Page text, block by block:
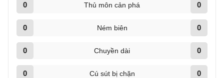
0 Thủ môn cản phá 0
0 Ném biên 0
0 Chuyền dài 0
0 Cú sút bị chặn 0